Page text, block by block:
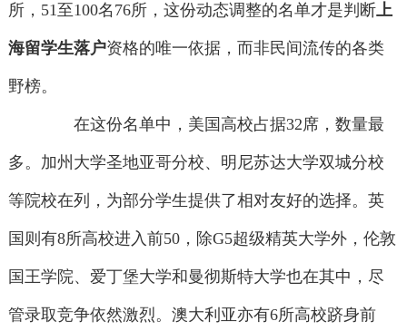
所，51至100名76所，这份动态调整的名单才是判断上
海留学生落户资格的唯一依据，而非民间流传的各类
野榜。
在这份名单中，美国高校占据32席，数量最
多。加州大学圣地亚哥分校、明尼苏达大学双城分校
等院校在列，为部分学生提供了相对友好的选择。英
国则有8所高校进入前50，除G5超级精英大学外，伦敦
国王学院、爱丁堡大学和曼彻斯特大学也在其中，尽
管录取竞争依然激烈。澳大利亚亦有6所高校跻身前